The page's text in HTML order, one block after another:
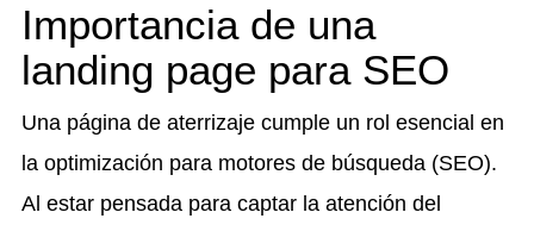
Importancia de una
landing page para SEO
Una página de aterrizaje cumple un rol esencial en
la optimización para motores de búsqueda (SEO).
Al estar pensada para captar la atención del